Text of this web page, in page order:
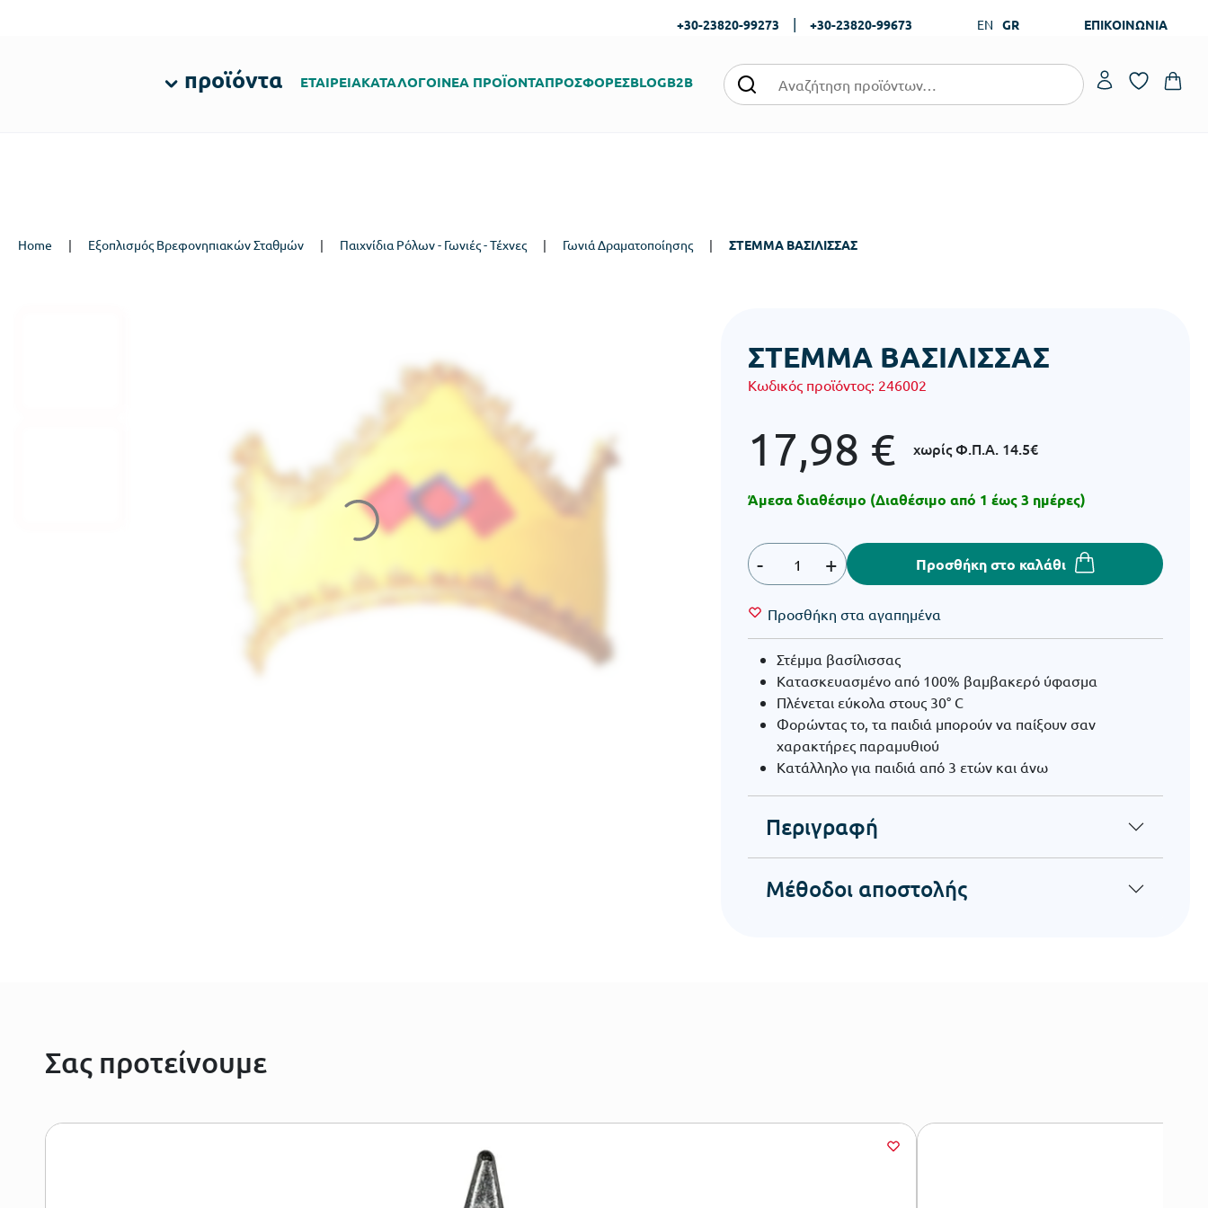
+30-23820-99273 | +30-23820-99673 EN GR ΕΠΙΚΟΙΝΩΝΙΑ
προϊόντα ΕΤΑΙΡΕΙΑΚΑΤΑΛΟΓΟΙΝΕΑ ΠΡΟΪΟΝΤΑΠΡΟΣΦΟΡΕΣBLOGB2B
Home | Εξοπλισμός Βρεφονηπιακών Σταθμών | Παιχνίδια Ρόλων - Γωνιές - Τέχνες | Γωνιά Δραματοποίησης | ΣΤΕΜΜΑ ΒΑΣΙΛΙΣΣΑΣ
ΣΤΕΜΜΑ ΒΑΣΙΛΙΣΣΑΣ
Κωδικός προϊόντος: 246002
17,98 € χωρίς Φ.Π.Α. 14.5€
Άμεσα διαθέσιμο (Διαθέσιμο από 1 έως 3 ημέρες)
- + Προσθήκη στο καλάθι
Προσθήκη στα αγαπημένα
Στέμμα βασίλισσας
Κατασκευασμένο από 100% βαμβακερό ύφασμα
Πλένεται εύκολα στους 30° C
Φορώντας το, τα παιδιά μπορούν να παίξουν σαν
χαρακτήρες παραμυθιού
Κατάλληλο για παιδιά από 3 ετών και άνω
Περιγραφή
Μέθοδοι αποστολής
Σας προτείνουμε